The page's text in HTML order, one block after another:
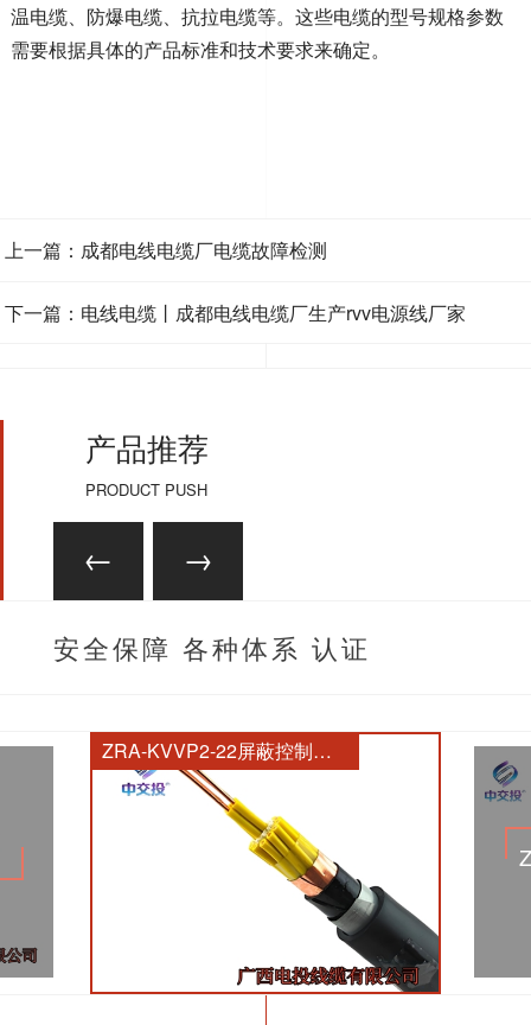
温电缆、防爆电缆、抗拉电缆等。这些电缆的型号规格参数
需要根据具体的产品标准和技术要求来确定。
上一篇：成都电线电缆厂电缆故障检测
下一篇：电线电缆丨成都电线电缆厂生产rvv电源线厂家
产品推荐
PRODUCT PUSH
安全保障 各种体系 认证
ZRA-KVVP2-22屏蔽控制电缆